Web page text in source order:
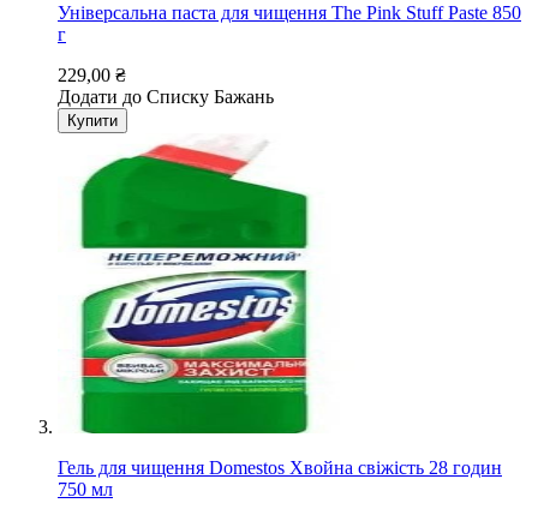
Універсальна паста для чищення The Pink Stuff Paste 850
г
229,00 ₴
Додати до Списку Бажань
Купити
Гель для чищення Domestos Хвойна свіжість 28 годин
750 мл